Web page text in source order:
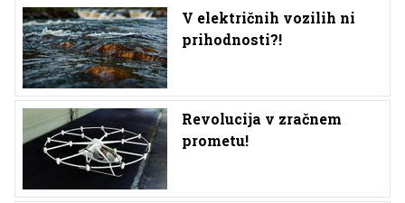
V električnih vozilih ni
prihodnosti?!
Revolucija v zračnem
prometu!